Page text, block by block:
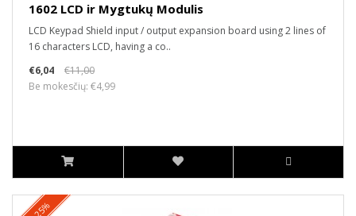
1602 LCD ir Mygtukų Modulis
LCD Keypad Shield input / output expansion board using 2 lines of
16 characters LCD, having a co..
€6,04
€11,00
Be mokesčių: €4,99